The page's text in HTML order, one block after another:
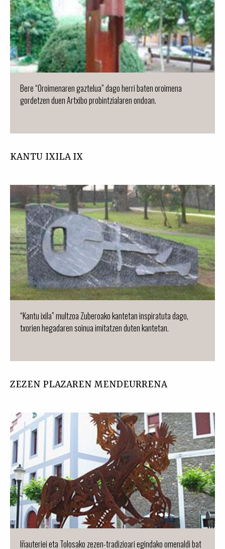
Bere “Oroimenaren gaztelua” dago herri baten oroimena
gordetzen duen Artxibo probintzialaren ondoan.
KANTU IXILA IX
“Kantu ixila” multzoa Zuberoako kantetan inspiratuta dago,
txorien hegadaren soinua imitatzen duten kantetan.
ZEZEN PLAZAREN MENDEURRENA
Iñauteriei eta Tolosako zezen-tradizioari egindako omenaldi bat